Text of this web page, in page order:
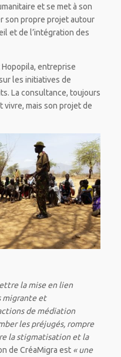
et se met à son
son propre projet autour
et de l’intégration des
entreprise
les initiatives de
La consultance, toujours
vivre, mais son projet de
la mise en lien
migrante et
de médiation
les préjugés, rompre
la stigmatisation et la
de CréaMigra est « une